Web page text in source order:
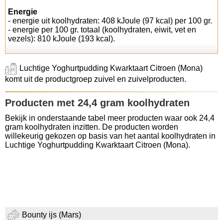
Energie
- energie uit koolhydraten: 408 kJoule (97 kcal) per 100 gr.
- energie per 100 gr. totaal (koolhydraten, eiwit, vet en
vezels): 810 kJoule (193 kcal).
Luchtige Yoghurtpudding Kwarktaart Citroen (Mona)
komt uit de productgroep zuivel en zuivelproducten.
Producten met 24,4 gram koolhydraten
Bekijk in onderstaande tabel meer producten waar ook 24,4
gram koolhydraten inzitten. De producten worden
willekeurig gekozen op basis van het aantal koolhydraten in
Luchtige Yoghurtpudding Kwarktaart Citroen (Mona).
Bounty ijs (Mars)